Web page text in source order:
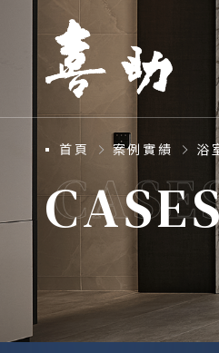
首頁 案例實績 浴